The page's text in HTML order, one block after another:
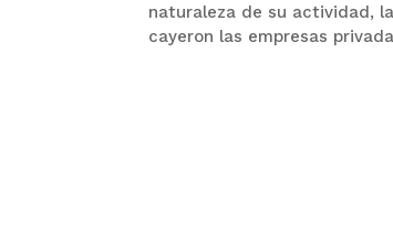
naturaleza de su actividad,
cayeron las empresas